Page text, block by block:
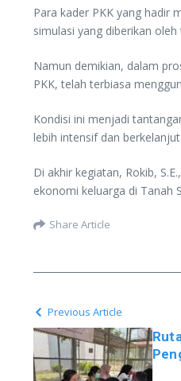
Para kader PKK yang hadir
simulasi yang diberikan
Namun demikian, dalam
PKK, telah terbiasa
Kondisi ini menjadi
lebih intensif dan
Di akhir kegiatan, Rokib,
ekonomi keluarga di Tanah
Share Article
Previous Article